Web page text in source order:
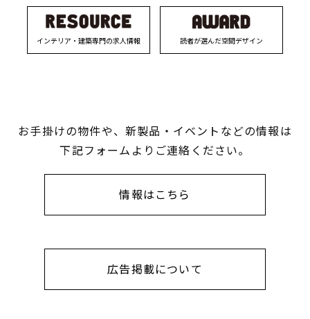
インテリア・建築専門の求人情報 読者が選んだ空間デザイン
お手掛けの物件や、新製品・イベントなどの情報は
下記フォームよりご連絡ください。
情報はこちら
広告掲載について